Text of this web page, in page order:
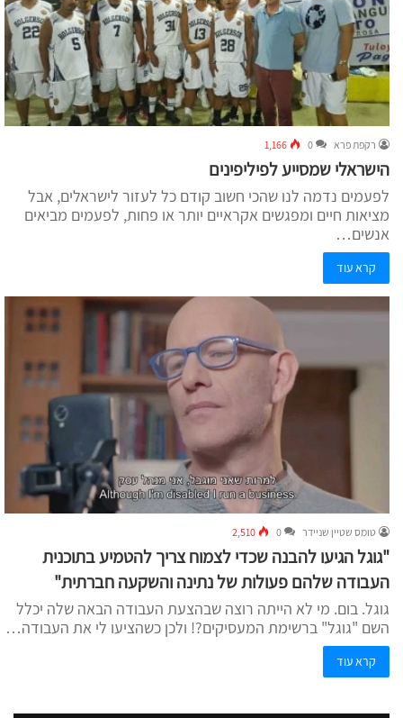
רקפת פרא 0
1,166
הישראלי שמסייע לפיליפינים
לפעמים נדמה לנו שהכי חשוב קודם כל לעזור לישראלים, אבל
מציאות חיים ומפגשים אקראיים יותר או פחות, לפעמים מביאים
אנשים…
קרא עוד
טומס שטיין שניידר 0
2,510
"גוגל הגיעו להבנה שכדי לצמוח צריך להטמיע בתוכנית
העבודה שלהם פעולות של נתינה והשקעה חברתית"
גוגל. בום. מי לא הייתה רוצה שבהצעת העבודה הבאה שלה יכלל
השם "גוגל" ברשימת המעסיקים?! ולכן כשהציעו לי את העבודה…
קרא עוד